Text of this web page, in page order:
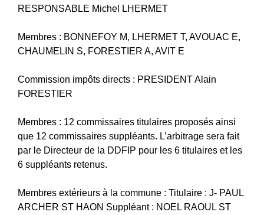
RESPONSABLE Michel LHERMET
Membres : BONNEFOY M, LHERMET T, AVOUAC E,
CHAUMELIN S, FORESTIER A, AVIT E
Commission impôts directs : PRESIDENT Alain
FORESTIER
Membres : 12 commissaires titulaires proposés ainsi
que 12 commissaires suppléants. L’arbitrage sera fait
par le Directeur de la DDFIP pour les 6 titulaires et les
6 suppléants retenus.
Membres extérieurs à la commune : Titulaire : J- PAUL
ARCHER ST HAON Suppléant : NOEL RAOUL ST